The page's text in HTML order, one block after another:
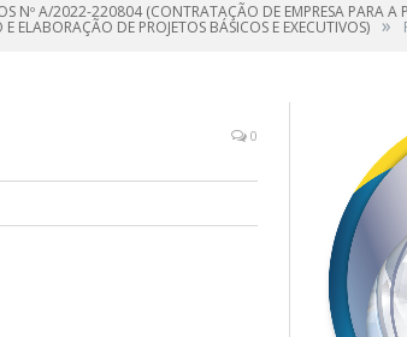
Nº A/2022-220804 (CONTRATAÇÃO DE EMPRESA PARA A
ELABORAÇÃO DE PROJETOS BÁSICOS E EXECUTIVOS) »
0